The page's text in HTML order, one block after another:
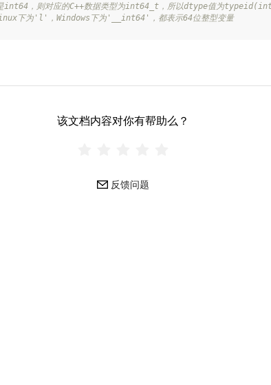
int64，则对应的C++数据类型为int64_t，所以dtype值为
下为'l'，Windows下为'__int64'，都表示64位整型变量
该文档内容对你有帮助么？
反馈问题